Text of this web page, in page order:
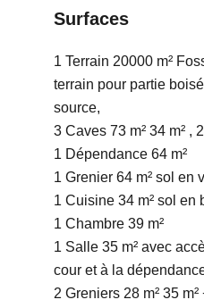
Surfaces
1 Terrain 20000 m²
terrain pour partie
source,
3 Caves 73 m² 34 m² ,
1 Dépendance 64 m²
1 Grenier 64 m² sol en
1 Cuisine 34 m² sol en
1 Chambre 39 m²
1 Salle 35 m² avec
cour et à la
2 Greniers 28 m² 35 m²